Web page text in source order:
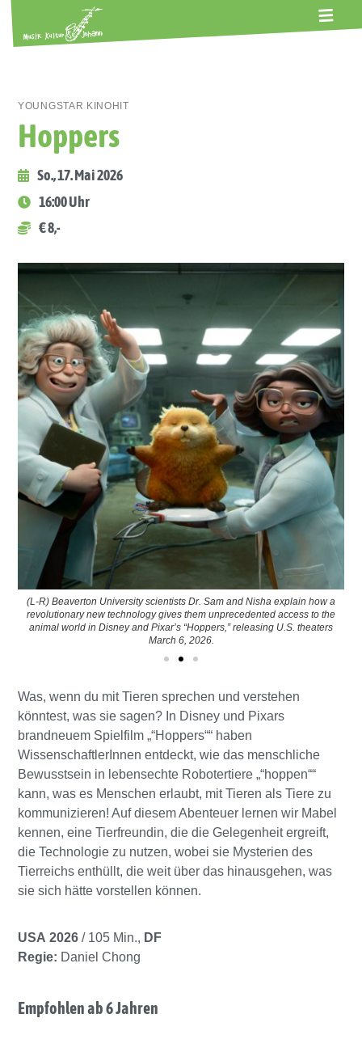
YOUNGSTAR KINOHIT
Hoppers
So., 17. Mai 2026
16:00 Uhr
€ 8,-
(L-R) Beaverton University scientists Dr. Sam and Nisha explain how a
revolutionary new technology gives them unprecedented access to the
animal world in Disney and Pixar’s “Hoppers,” releasing U.S. theaters
March 6, 2026.
Was, wenn du mit Tieren sprechen und verstehen
könntest, was sie sagen? In Disney und Pixars
brandneuem Spielfilm „“Hoppers““ haben
WissenschaftlerInnen entdeckt, wie das menschliche
Bewusstsein in lebensechte Robotertiere „“hoppen““
kann, was es Menschen erlaubt, mit Tieren als Tiere zu
kommunizieren! Auf diesem Abenteuer lernen wir Mabel
kennen, eine Tierfreundin, die die Gelegenheit ergreift,
die Technologie zu nutzen, wobei sie Mysterien des
Tierreichs enthüllt, die weit über das hinausgehen, was
sie sich hätte vorstellen können.
USA 2026 / 105 Min., DF
Regie: Daniel Chong
Empfohlen ab 6 Jahren